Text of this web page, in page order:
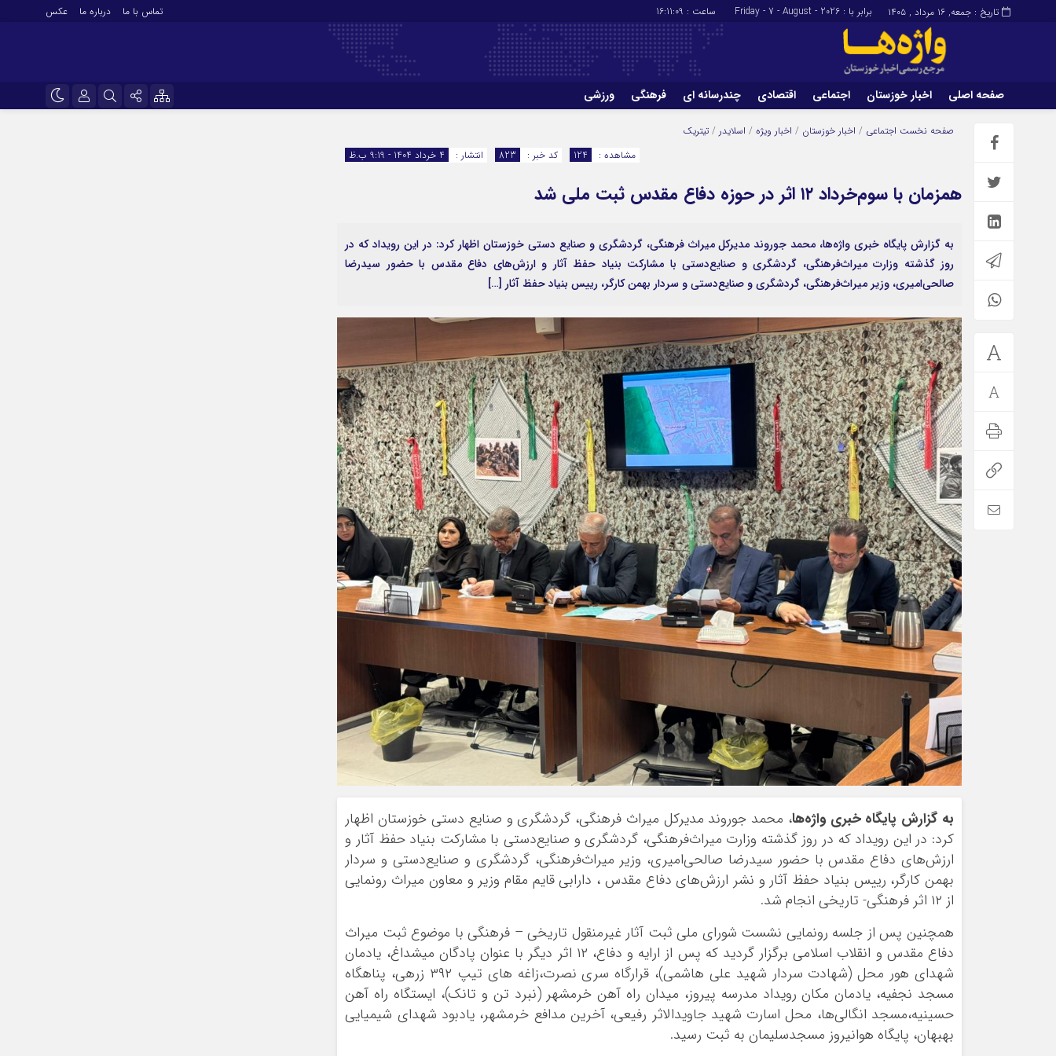
تاریخ : جمعه, ۱۶ مرداد , ۱۴۰۵ برابر با : Friday - 7 - August - 2026 ساعت : 16:11:09 تماس با ما درباره ما عکس
صفحه اصلی اخبار خوزستان اجتماعی اقتصادی چندرسانه ای فرهنگی ورزشی
برگه نمونه تماس با ما صفحه نخست اجتماعی / اخبار خوزستان / اخبار ویژه / اسلایدر / تیتریک
انتشار :
4 خرداد 1404 - 9:19 ب.ظ کد خبر : 823 مشاهده : 124
همزمان با سوم‌خرداد ۱۲ اثر در حوزه دفاع مقدس ثبت ملی شد
به گزارش پایگاه خبری واژه‌ها، محمد جوروند مدیرکل میراث فرهنگی، گردشگری و صنایع دستی خوزستان اظهار کرد: در این رویداد که در
روز گذشته وزارت میراث‌فرهنگی، گردشگری و صنایع‌دستی با مشارکت بنیاد حفظ آثار و ارزش‌های دفاع مقدس با حضور سیدرضا
صالحی‌امیری، وزیر میراث‌فرهنگی، گردشگری و صنایع‌دستی و سردار بهمن کارگر، رییس بنیاد حفظ آثار […]
به گزارش پایگاه خبری واژه‌ها، محمد جوروند مدیرکل میراث فرهنگی، گردشگری و صنایع دستی خوزستان اظهار
کرد: در این رویداد که در روز گذشته وزارت میراث‌فرهنگی، گردشگری و صنایع‌دستی با مشارکت بنیاد حفظ آثار و
ارزش‌های دفاع مقدس با حضور سیدرضا صالحی‌امیری، وزیر میراث‌فرهنگی، گردشگری و صنایع‌دستی و سردار
بهمن کارگر، رییس بنیاد حفظ آثار و نشر ارزش‌های دفاع مقدس ، دارابی قایم مقام وزیر و معاون میراث رونمایی
از ۱۲ اثر فرهنگی- تاریخی انجام شد.
همچنین پس از جلسه رونمایی نشست شورای ملی ثبت آثار غیرمنقول تاریخی – فرهنگی با موضوع ثبت میراث
دفاع مقدس و انقلاب اسلامی برگزار گردید که پس از ارایه و دفاع، ۱۲ اثر دیگر با عنوان پادگان میشداغ، یادمان
شهدای هور محل (شهادت سردار شهید علی هاشمی)، قرارگاه سری نصرت،زاغه های تیپ ۳۹۲ زرهی، پناهگاه
مسجد نجفیه، یادمان مکان رویداد مدرسه پیروز، میدان راه آهن خرمشهر (نبرد تن و تانک)، ایستگاه راه آهن
حسینیه،مسجد انگالی‌ها، محل اسارت شهید جاویدالاثر رفیعی‌، آخرین مدافع خرمشهر، یادبود شهدای شیمیایی
بهبهان، پایگاه هوانیروز مسجدسلیمان به ثبت رسید.